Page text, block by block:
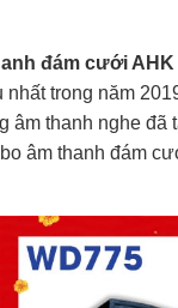
đám cưới AHK
trong năm
âm thanh nghe đã
âm thanh đám